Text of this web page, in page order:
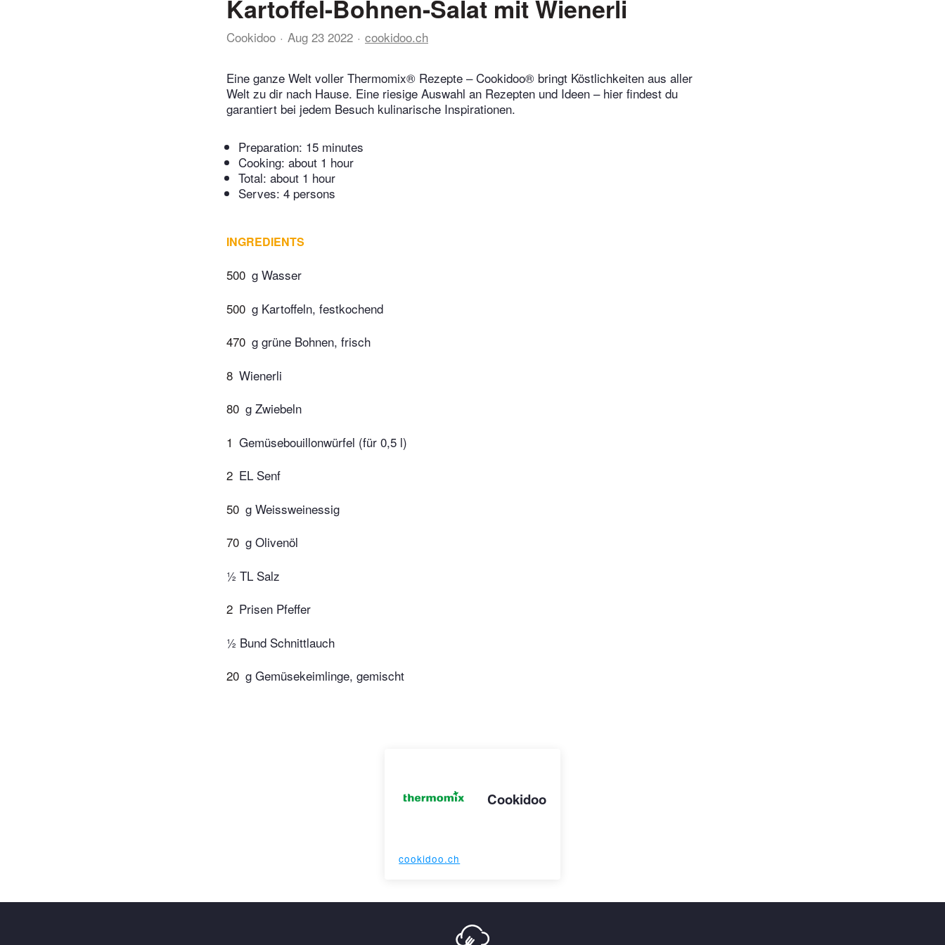
Kartoffel-Bohnen-Salat mit Wienerli
Cookidoo Aug 23 2022 cookidoo.ch
Eine ganze Welt voller Thermomix® Rezepte – Cookidoo® bringt Köstlichkeiten aus aller
Welt zu dir nach Hause. Eine riesige Auswahl an Rezepten und Ideen – hier findest du
garantiert bei jedem Besuch kulinarische Inspirationen.
Preparation: 15 minutes
Cooking: about 1 hour
Total: about 1 hour
Serves: 4 persons
INGREDIENTS
500 g Wasser
500 g Kartoffeln, festkochend
470 g grüne Bohnen, frisch
8 Wienerli
80 g Zwiebeln
1 Gemüsebouillonwürfel (für 0,5 l)
2 EL Senf
50 g Weissweinessig
70 g Olivenöl
½ TL Salz
2 Prisen Pfeffer
½ Bund Schnittlauch
20 g Gemüsekeimlinge, gemischt
Cookidoo
cookidoo.ch